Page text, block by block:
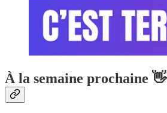
À la semaine prochaine 👋